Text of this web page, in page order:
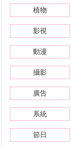
植物
影視
動漫
攝影
廣告
系統
節日